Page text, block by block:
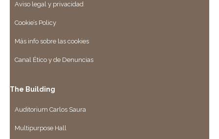
Aviso legal y privacidad
Cookie’s Policy
Más info sobre las cookies
Canal Ético y de Denuncias
The Building
Auditorium Carlos Saura
Multipurpose Hall